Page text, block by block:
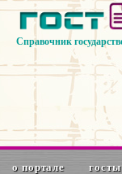
Справочник
о портале госты